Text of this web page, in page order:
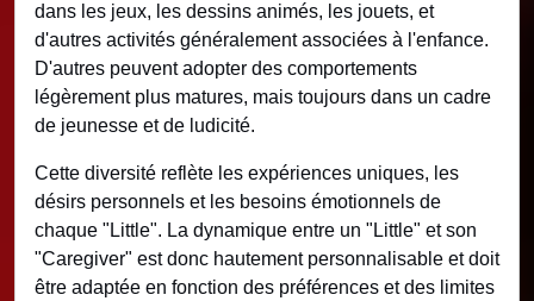
dans les jeux, les dessins animés, les jouets, et
d'autres activités généralement associées à l'enfance.
D'autres peuvent adopter des comportements
légèrement plus matures, mais toujours dans un cadre
de jeunesse et de ludicité.
Cette diversité reflète les expériences uniques, les
désirs personnels et les besoins émotionnels de
chaque "Little". La dynamique entre un "Little" et son
"Caregiver" est donc hautement personnalisable et doit
être adaptée en fonction des préférences et des limites